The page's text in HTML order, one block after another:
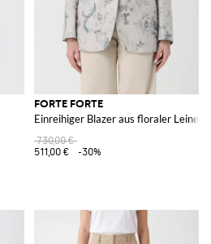
FORTE FORTE
Einreihiger Blazer aus floraler
730,00 €
511,00 €
-30%